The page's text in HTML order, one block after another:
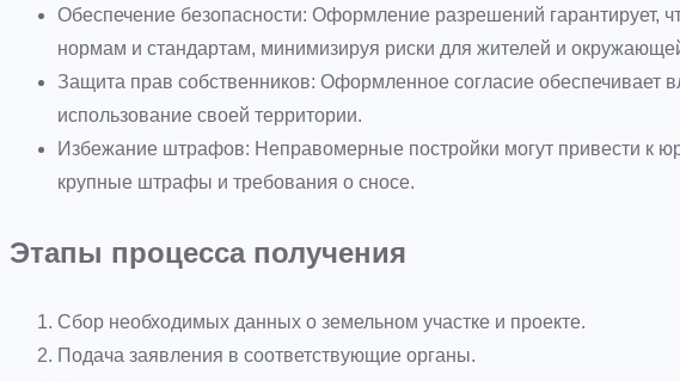
Обеспечение безопасности: Оформление разрешений гарантирует,
нормам и стандартам, минимизируя риски для жителей и
Защита прав собственников: Оформленное согласие обеспечивает
использование своей территории.
Избежание штрафов: Неправомерные постройки могут привести к
крупные штрафы и требования о сносе.
Этапы процесса получения
Сбор необходимых данных о земельном участке и проекте.
Подача заявления в соответствующие органы.